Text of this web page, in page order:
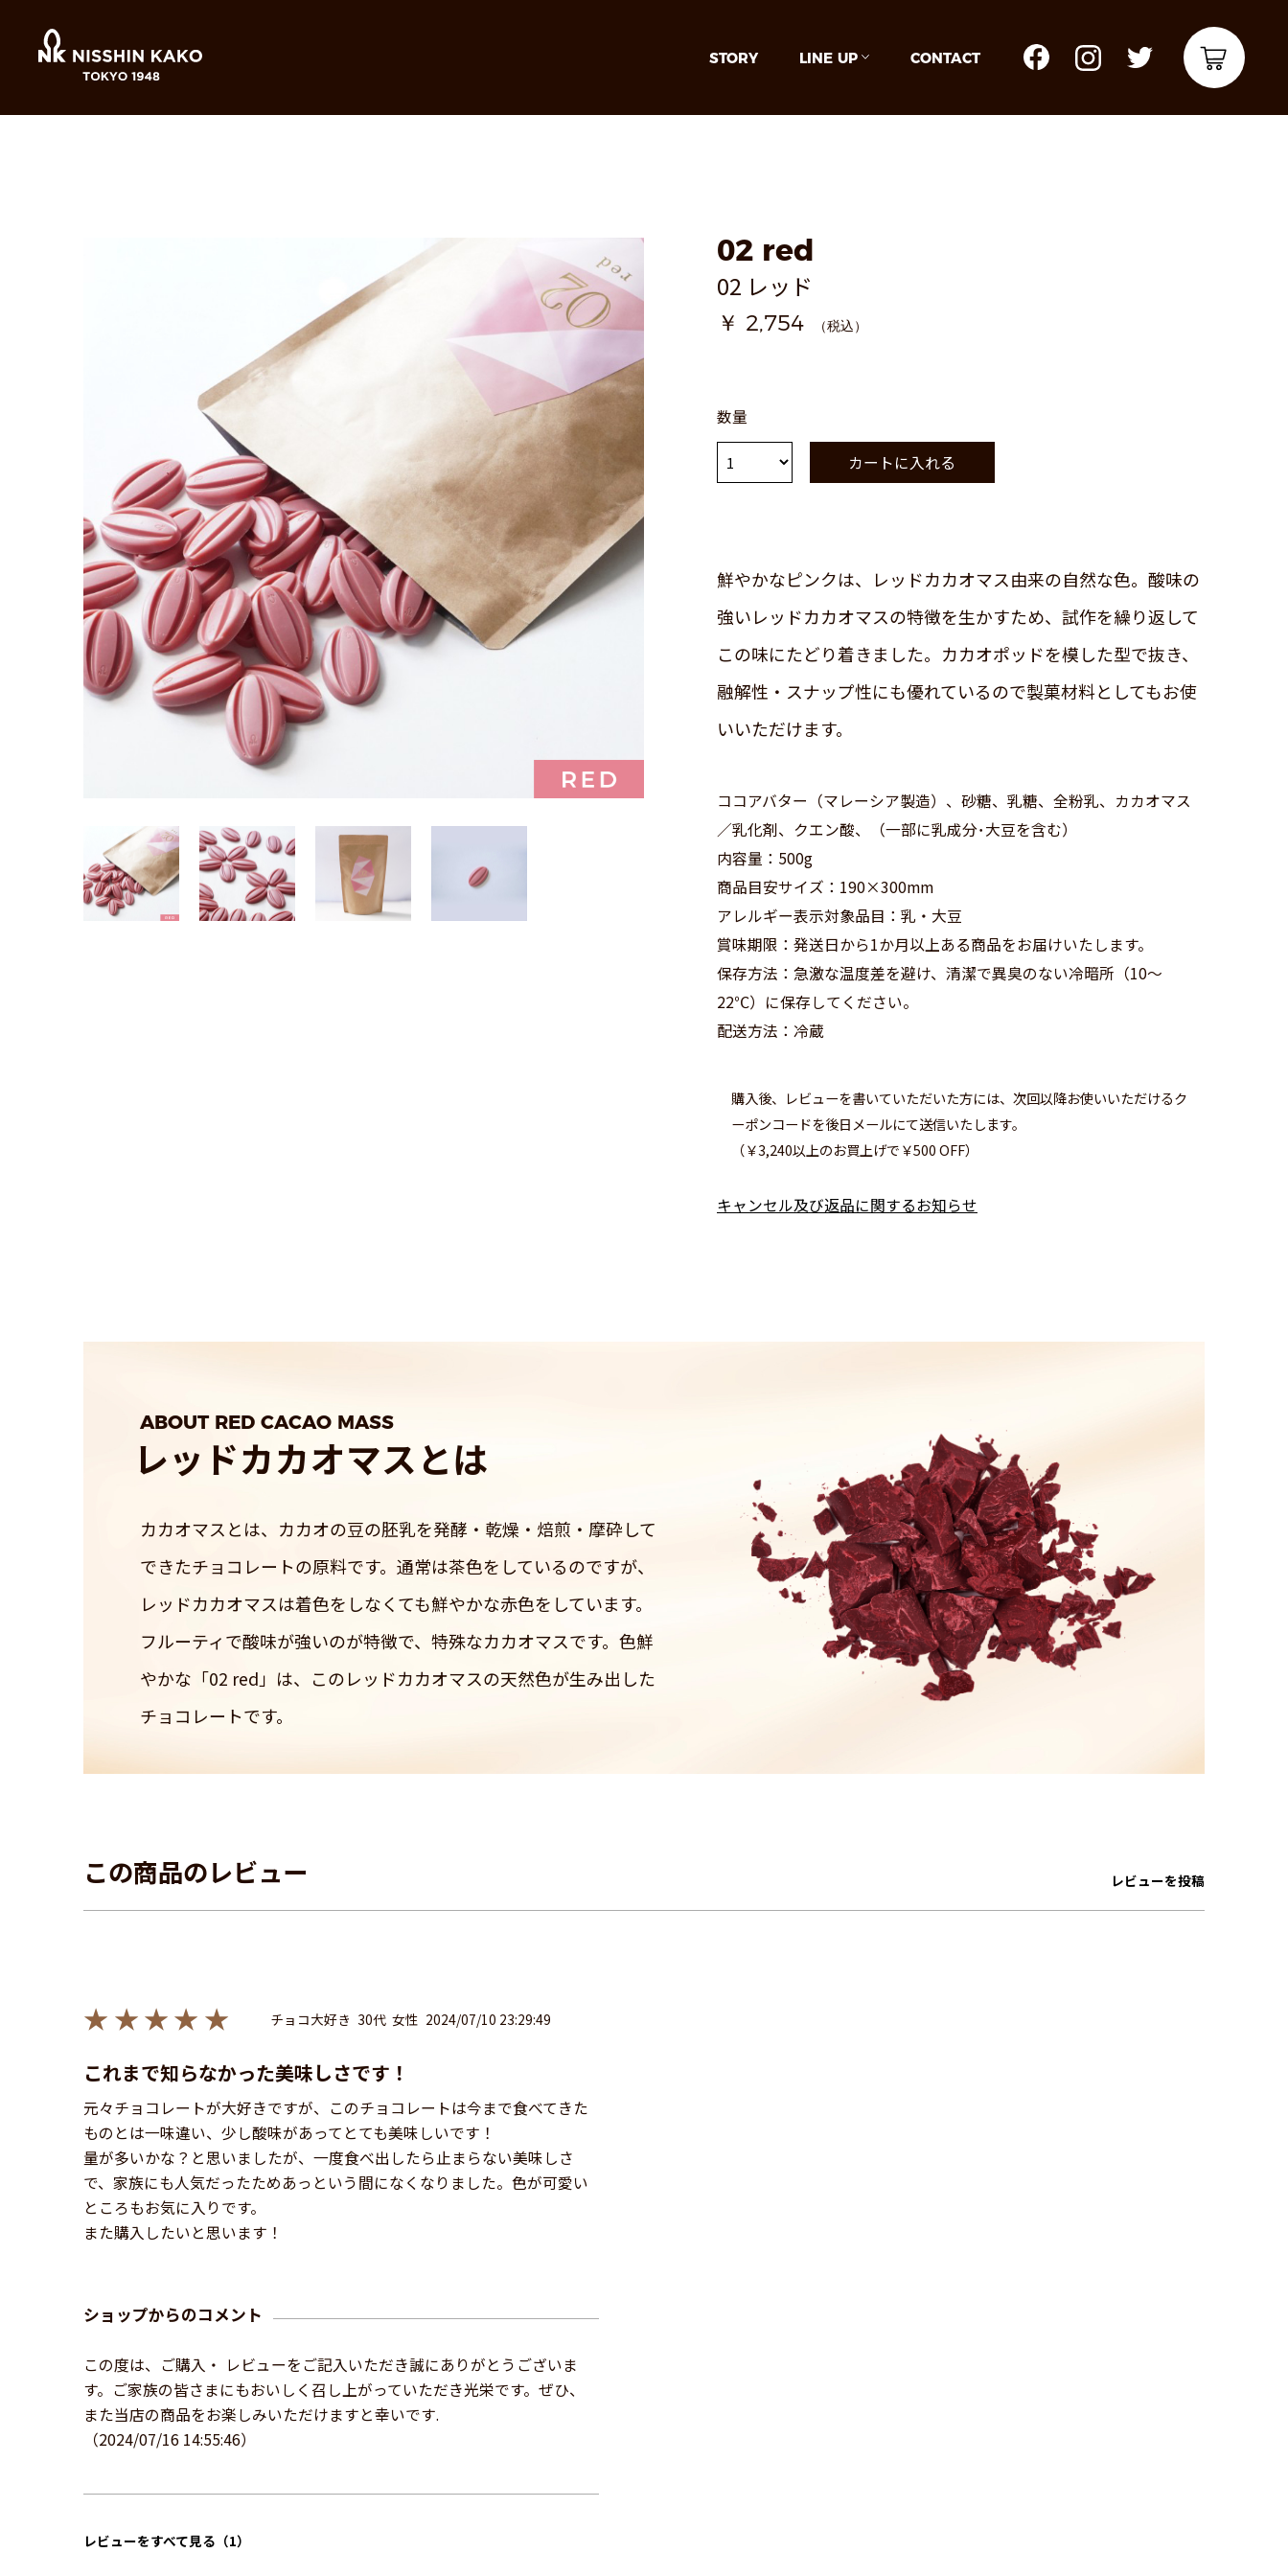
STORY LINE UP CONTACT
02 red
02 レッド
2,754
数量
鮮やかなピンクは、レッドカカオマス由来の自然な色。酸味の
強いレッドカカオマスの特徴を生かすため、試作を繰り返して
この味にたどり着きました。カカオポッドを模した型で抜き、
融解性・スナップ性にも優れているので製菓材料としてもお使
いいただけます。
ココアバター（マレーシア製造）、砂糖、乳糖、全粉乳、カカオマス
／乳化剤、クエン酸、（一部に乳成分･大豆を含む）
内容量：500g
商品目安サイズ：190×300mm
アレルギー表示対象品目：乳・大豆
賞味期限：発送日から1か月以上ある商品をお届けいたします。
保存方法：急激な温度差を避け、清潔で異臭のない冷暗所（10～
22℃）に保存してください。
配送方法：冷蔵
購入後、レビューを書いていただいた方には、次回以降お使いいただけるク
ーポンコードを後日メールにて送信いたします。
（￥3,240以上のお買上げで￥500 OFF）
キャンセル及び返品に関するお知らせ
ABOUT RED CACAO MASS
レッドカカオマスとは
カカオマスとは、カカオの豆の胚乳を発酵・乾燥・焙煎・摩砕して
できたチョコレートの原料です。通常は茶色をしているのですが、
レッドカカオマスは着色をしなくても鮮やかな赤色をしています。
フルーティで酸味が強いのが特徴で、特殊なカカオマスです。色鮮
やかな「02 red」は、このレッドカカオマスの天然色が生み出した
チョコレートです。
この商品のレビュー レビューを投稿
チョコ大好き 30代 女性 2024/07/10 23:29:49
これまで知らなかった美味しさです！
元々チョコレートが大好きですが、このチョコレートは今まで食べてきた
ものとは一味違い、少し酸味があってとても美味しいです！
量が多いかな？と思いましたが、一度食べ出したら止まらない美味しさ
で、家族にも人気だったためあっという間になくなりました。色が可愛い
ところもお気に入りです。
また購入したいと思います！
ショップからのコメント
この度は、ご購入・ レビューをご記入いただき誠にありがとうございま
す。ご家族の皆さまにもおいしく召し上がっていただき光栄です。ぜひ、
また当店の商品をお楽しみいただけますと幸いです.
（2024/07/16 14:55:46）
レビューをすべて見る（1）